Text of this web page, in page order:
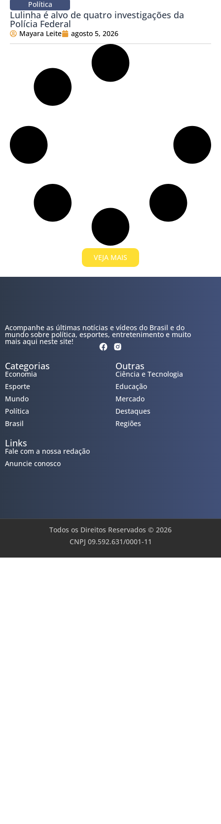
Política
Lulinha é alvo de quatro investigações da
Polícia Federal
Mayara Leite agosto 5, 2026
VEJA MAIS
Acompanhe as últimas notícias e vídeos do Brasil e do
mundo sobre política, esportes, entretenimento e muito
mais aqui neste site!
Categorias
Economia
Esporte
Mundo
Política
Brasil
Outras
Ciência e Tecnologia
Educação
Mercado
Destaques
Regiões
Links
Fale com a nossa redação
Anuncie conosco
Todos os Direitos Reservados © 2026
CNPJ 09.592.631/0001-11